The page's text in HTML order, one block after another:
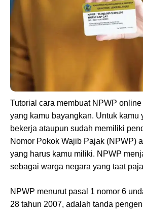
Tutorial cara membuat NPWP
yang kamu bayangkan. Untuk kamu
bekerja ataupun sudah memiliki
Nomor Pokok Wajib Pajak (NPWP)
yang harus kamu miliki. NPWP
sebagai warga negara yang taat
NPWP menurut pasal 1 nomor 6
28 tahun 2007, adalah tanda